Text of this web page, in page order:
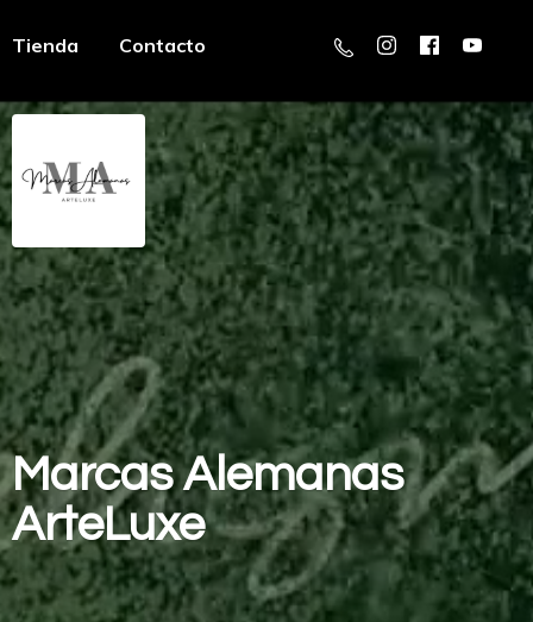
Tienda Contacto
MarcasAlemanas
ArteLuxe